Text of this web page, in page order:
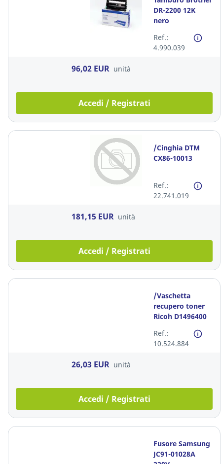
DR-2200 12K
nero
Ref.:
4.990.039
96,02 EUR unità
Accedi / Registrati
/Cinghia DTM
CX86-10013
Ref.:
22.741.019
181,15 EUR unità
Accedi / Registrati
/Vaschetta
recupero toner
Ricoh D1496400
Ref.:
10.524.884
26,03 EUR unità
Accedi / Registrati
Fusore Samsung
JC91-01028A